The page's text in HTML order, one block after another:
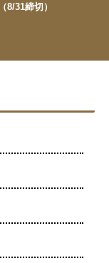
8/31締切）